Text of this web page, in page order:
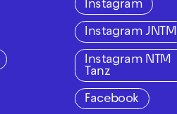
Instagram
Instagram JNTM
Instagram NTM
Tanz
Facebook